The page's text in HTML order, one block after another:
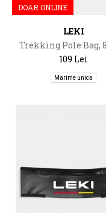
DOAR ONLINE
LEKI
Trekking Pole Bag,
109 Lei
Marime unica